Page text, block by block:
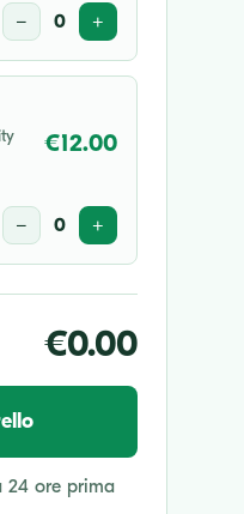
− 0 +
€12.00
− 0 +
€0.00
24 ore prima